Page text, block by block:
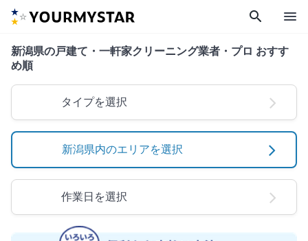
search menu
新潟県の戸建て・一軒家クリーニング業者・プロ おすす
め順
タイプを選択
新潟県内のエリアを選択
作業日を選択